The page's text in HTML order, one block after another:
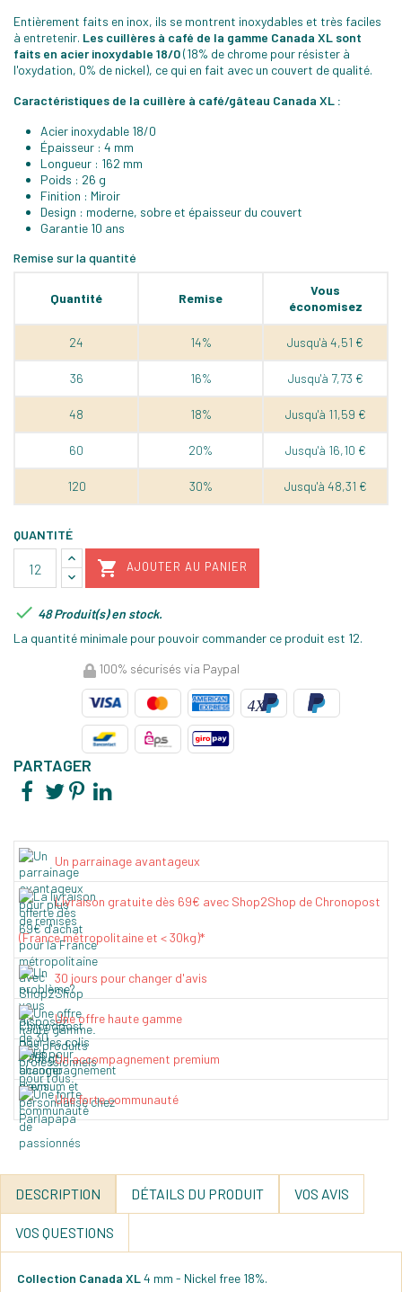
Entièrement faits en inox, ils se montrent inoxydables et très faciles
à entretenir. Les cuillères à café de la gamme Canada XL sont
faits en acier inoxydable 18/0(18% de chrome pour résister à
l'oxydation, 0% de nickel), ce qui en fait avec un couvert de qualité.
Caractéristiques de la cuillère à café/gâteau Canada XL :
Acier inoxydable 18/0
Épaisseur : 4 mm
Longueur : 162 mm
Poids : 26 g
Finition : Miroir
Design : moderne, sobre et épaisseur du couvert
Garantie 10 ans
Remise sur la quantité
Quantité Remise
Vous
économisez
24 14% Jusqu'à 4,51 €
36 16% Jusqu'à 7,73 €
48 18% Jusqu'à 11,59 €
60 20% Jusqu'à 16,10 €
120 30% Jusqu'à 48,31 €
QUANTITÉ
 AJOUTER AU PANIER
 48 Produit(s) en stock.
La quantité minimale pour pouvoir commander ce produit est 12.
100% sécurisés via Paypal
PARTAGER
Un parrainage avantageux
Livraison gratuite dès 69€ avec Shop2Shop de Chronopost
(France métropolitaine et < 30kg)*
30 jours pour changer d'avis
Une offre haute gamme
Un accompagnement premium
Une forte communauté
DESCRIPTION DÉTAILS DU PRODUIT VOS AVIS
VOS QUESTIONS
Collection Canada XL4 mm - Nickel free 18%.